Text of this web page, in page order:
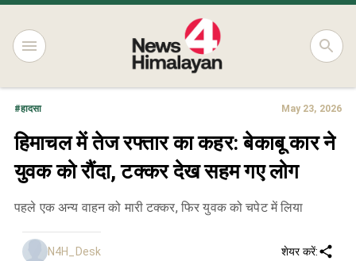
#हादसा May 23, 2026
हिमाचल में तेज रफ्तार का कहर: बेकाबू कार ने
युवक को रौंदा, टक्कर देख सहम गए लोग
पहले एक अन्य वाहन को मारी टक्कर, फिर युवक को चपेट में लिया
N4H_Desk शेयर करें: